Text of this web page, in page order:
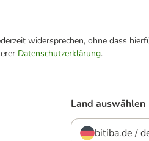
widersprechen, ohne dass
Datenschutzerklärung.
Land auswählen
bitiba.de /